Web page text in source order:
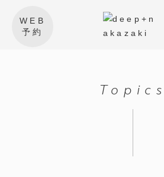
WEB
予約
Topics